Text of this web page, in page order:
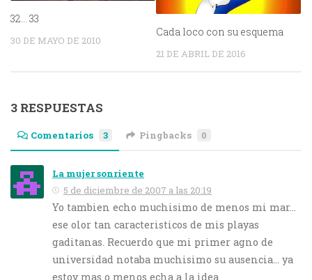
32… 33
30 DE MAYO DE 2010
Cada loco con su esquema
21 DE ABRIL DE 2016
3 RESPUESTAS
Comentarios 3 Pingbacks 0
La mujer sonriente
5 de diciembre de 2007 a las 20:19
Yo tambien echo muchisimo de menos mi mar…
ese olor tan caracteristicos de mis playas
gaditanas. Recuerdo que mi primer agno de
universidad notaba muchisimo su ausencia… ya
estoy mas o menos echa a la idea.